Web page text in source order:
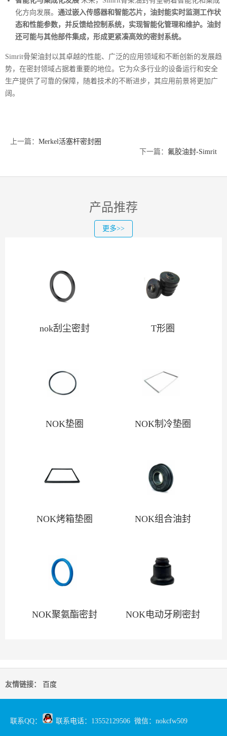
化方向发展。 通过嵌入传感器和智能芯片，油封能实时监测工作状
态和性能参数，并反馈给控制系统，实现智能化管理和维护。油封
还可能与其他部件集成，形成更紧凑高效的密封系统。
Simrit骨架油封以其卓越的性能、广泛的应用领域和不断创新的发展趋
势，在密封领域占据着重要的地位。它为众多行业的设备运行和安全
生产提供了可靠的保障，随着技术的不断进步，其应用前景将更加广
阔。
上一篇： Merkel活塞杆密封圈
下一篇： 氟胶油封-Simrit
产品推荐
更多>>
nok刮尘密封 T形圈
NOK垫圈 NOK制冷垫圈
NOK烤箱垫圈 NOK组合油封
NOK聚氨酯密封 NOK电动牙刷密封
友情链接： 百度
联系QQ： 联系电话：13552129506 微信：nokcfw509